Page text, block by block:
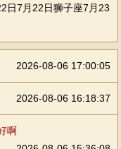
日7月22日狮子座7月23
2026-08-06 17:00:05
2026-08-06 16:18:37
啊